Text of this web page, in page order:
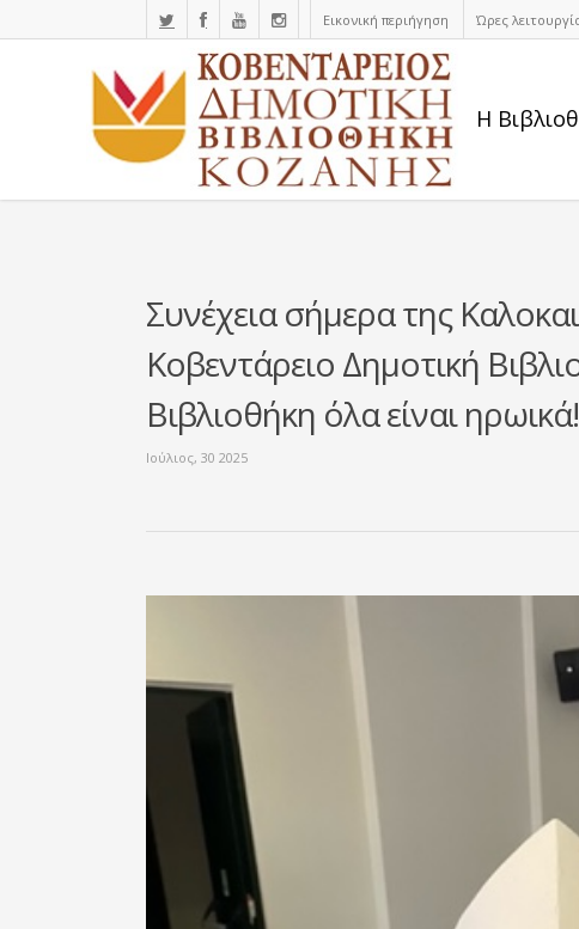
Εικονική περιήγηση Ώρες
Η
Συνέχεια σήμερα της
Κοβεντάρειο Δημοτική
Βιβλιοθήκη όλα είναι
Ιούλιος, 30 2025